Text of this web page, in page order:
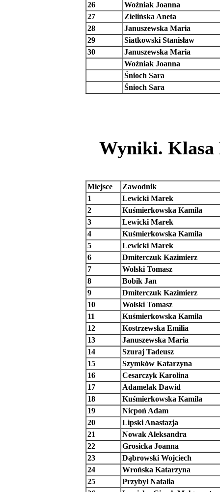
26
Woźniak Joanna
27
Zielińska Aneta
28
Januszewska Maria
29
Siatkowski Stanisław
30
Januszewska Maria
Woźniak Joanna
Śnioch Sara
Śnioch Sara
Wyniki. Klasa
Miejsce
Zawodnik
1
Lewicki Marek
2
Kuśmierkowska Kamila
3
Lewicki Marek
4
Kuśmierkowska Kamila
5
Lewicki Marek
6
Dmiterczuk Kazimierz
7
Wolski Tomasz
8
Bobik Jan
9
Dmiterczuk Kazimierz
10
Wolski Tomasz
11
Kuśmierkowska Kamila
12
Kostrzewska Emilia
13
Januszewska Maria
14
Szuraj Tadeusz
15
Szymków Katarzyna
16
Cesarczyk Karolina
17
Adamelak Dawid
18
Kuśmierkowska Kamila
19
Nicpoń Adam
20
Lipski Anastazja
21
Nowak Aleksandra
22
Grosicka Joanna
23
Dąbrowski Wojciech
24
Wrońska Katarzyna
25
Przybył Natalia